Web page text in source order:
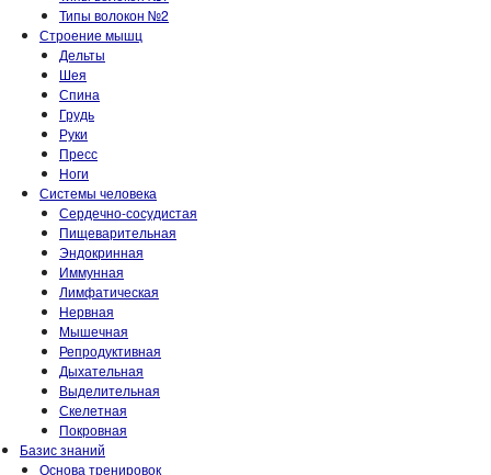
Типы волокон №2
Строение мышц
Дельты
Шея
Спина
Грудь
Руки
Пресс
Ноги
Системы человека
Сердечно-сосудистая
Пищеварительная
Эндокринная
Иммунная
Лимфатическая
Нервная
Мышечная
Репродуктивная
Дыхательная
Выделительная
Скелетная
Покровная
Базис знаний
Основа тренировок